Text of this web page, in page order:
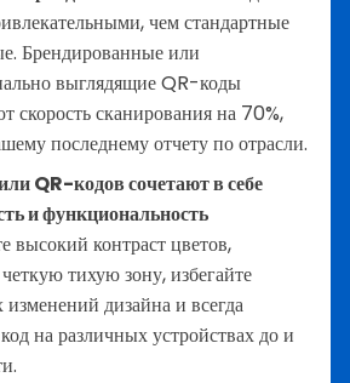
чем стандартные
Брендированные или
выглядящие QR-коды
скорость сканирования на 70%,
последнему отчету по отрасли.
QR-кодов сочетают в себе
и функциональность
высокий контраст цветов,
тихую зону, избегайте
дизайна и всегда
на различных устройствах до и